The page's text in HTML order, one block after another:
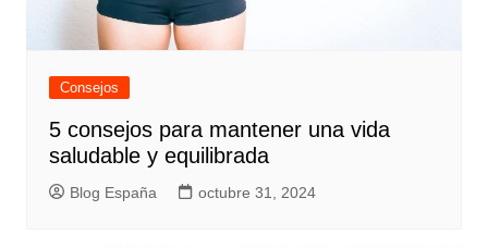
Consejos
5 consejos para mantener una vida
saludable y equilibrada
Blog España octubre 31, 2024